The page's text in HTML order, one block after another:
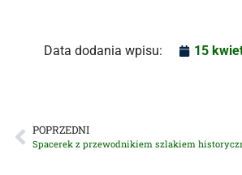
Data dodania wpisu: 15
POPRZEDNI